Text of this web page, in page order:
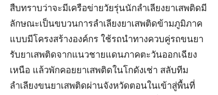
สืบทราบว่าจะมีเครือข่ายวัยรุ่นนักลำเลียงยาเสพติดมี
ลักษณะเป็นขบวนการลำเลียงยาเสพติดข้ามภูมิภาค
แบบมีโครงสร้างองค์กร ใช้รถนำทางควบคู่รถขนยา
รับยาเสพติดจากแนวชายแดนภาคตะวันออกเฉียง
เหนือ แล้วพักคอยยาเสพติดในโกดังเช่า สลับทีม
ลำเลียงขนยาเสพติดผ่านจังหวัดตอนในเข้าสู่พื้นที่